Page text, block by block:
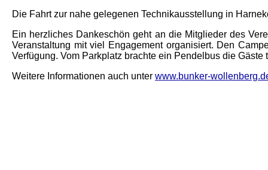
Die Fahrt zur nahe gelegenen Technikausstellung in
Ein herzliches Dankeschön geht an die Mitglieder des
Veranstaltung mit viel Engagement organisiert. Den
Verfügung. Vom Parkplatz brachte ein Pendelbus die
Weitere Informationen auch unter www.bunker-